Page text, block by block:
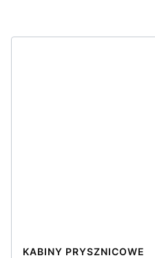
KABINY PRYSZNICOWE